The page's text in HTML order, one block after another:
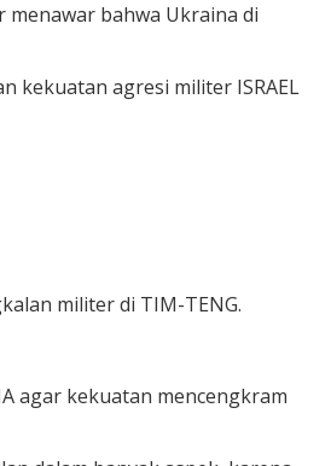
menawar bahwa Ukraina di
kekuatan agresi militer ISRAEL
militer di TIM-TENG.
agar kekuatan mencengkram